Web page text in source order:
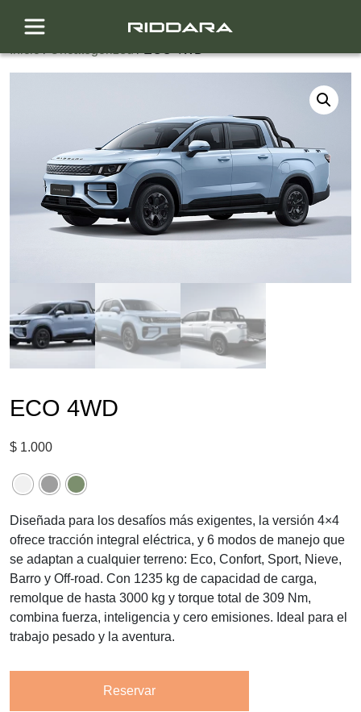
ECO 4WD
$ 1.000
Diseñada para los desafíos más exigentes, la versión 4×4
ofrece tracción integral eléctrica, y 6 modos de manejo que
se adaptan a cualquier terreno: Eco, Confort, Sport, Nieve,
Barro y Off-road. Con 1235 kg de capacidad de carga,
remolque de hasta 3000 kg y torque total de 309 Nm,
combina fuerza, inteligencia y cero emisiones. Ideal para el
trabajo pesado y la aventura.
Reservar